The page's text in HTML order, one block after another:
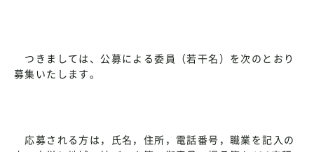
つきましては、公募による委員（若干名）を次のとおり
募集いたします。
応募される方は，氏名，住所，電話番号，職業を記入の